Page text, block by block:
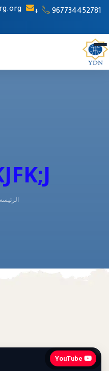
967734452781+
الرئيسة